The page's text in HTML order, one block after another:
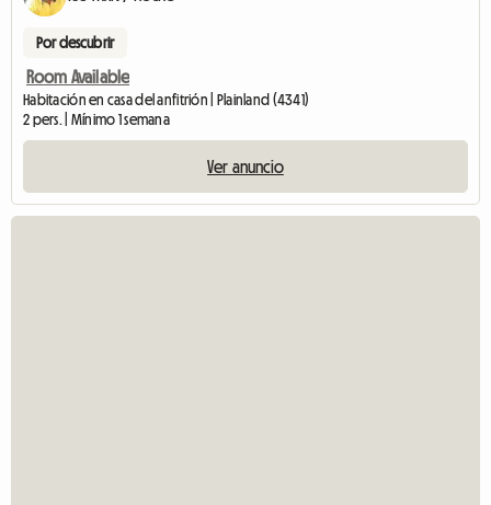
Por descubrir
Room Available
Habitación en casa del anfitrión | Plainland (4341)
2 pers. | Mínimo 1 semana
Ver anuncio